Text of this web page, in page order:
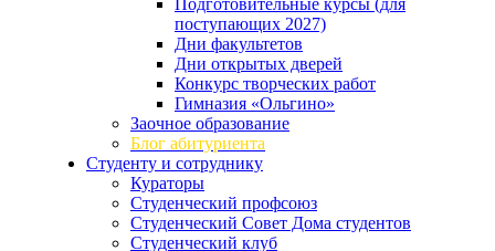
Подготовительные курсы (для
поступающих 2027)
Дни факультетов
Дни открытых дверей
Конкурс творческих работ
Гимназия «Ольгино»
Заочное образование
Блог абитуриента
Студенту и сотруднику
Кураторы
Студенческий профсоюз
Студенческий Совет Дома студентов
Студенческий клуб